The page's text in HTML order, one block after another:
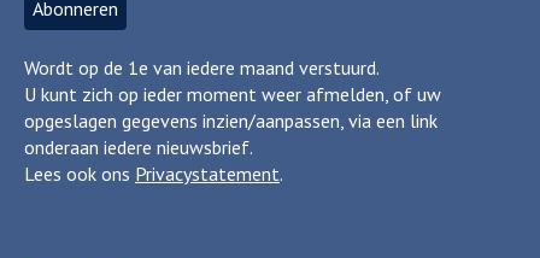
Wordt op de 1e van iedere maand verstuurd.
U kunt zich op ieder moment weer afmelden, of uw
opgeslagen gegevens inzien/aanpassen, via een link
onderaan iedere nieuwsbrief.
Lees ook ons Privacystatement.